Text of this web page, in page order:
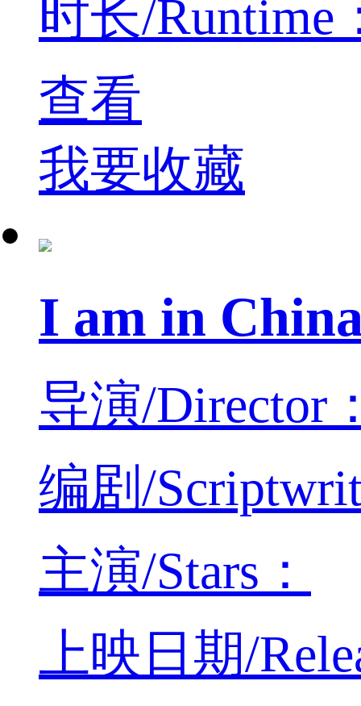
时长/Runtime
查看
我要收藏
I am in
导演/Director
编剧/
主演/Stars：
上映日期/